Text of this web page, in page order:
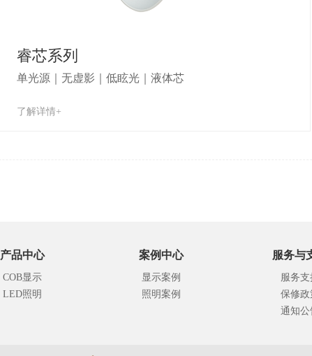
睿芯系列
单光源｜无虚影｜低眩光｜液体芯
了解详情+
产品中心
COB显示
LED照明
案例中心
显示案例
照明案例
服务与
服务支
保修政
通知公